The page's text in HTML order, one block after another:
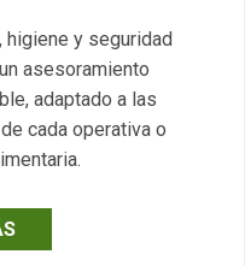
y seguridad
asesoramiento
adaptado a las
cada operativa o